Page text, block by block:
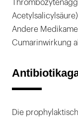
Andere
Cumarinwirkung
Die